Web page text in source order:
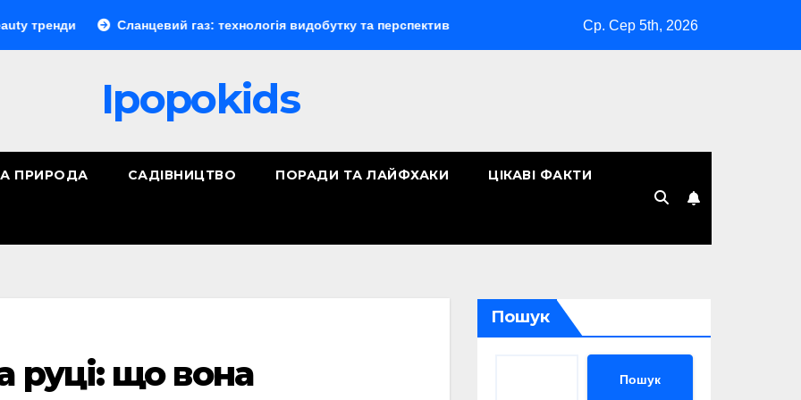
Сланцевий газ: технологія видобутку та перспективи Шипучка від похмілля: механізм дії та правильний вибір
Ср. Сер 5th, 2026
Ipopokids
ПРИРОДА САДІВНИЦТВО ПОРАДИ ТА ЛАЙФХАКИ ЦІКАВІ ФАКТИ
руці: що вона
Пошук
Пошук